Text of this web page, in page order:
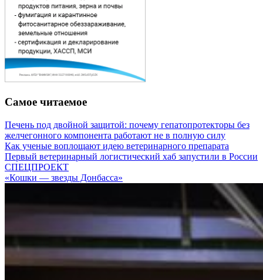
Самое читаемое
Печень под двойной защитой: почему гепатопротекторы без
желчегонного компонента работают не в полную силу
Как ученые воплощают идею ветеринарного препарата
Первый ветеринарный логистический хаб запустили в России
СПЕЦПРОЕКТ
«Кошки — звезды Донбасса»